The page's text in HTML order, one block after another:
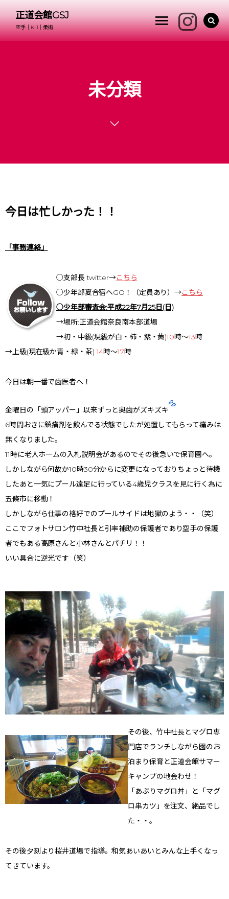
正道会館GSJ
空手｜K-1｜柔術
未分類
今日は忙しかった！！
「事務連絡」
○支部長 twitter→こちら
○少年部夏合宿へGO！（定員あり）→こちら
○少年部審査会:平成22年7月25日(日)
→場所:正道会館奈良南本部道場
→初・中級(現級が白・柿・紫・黄)10時～13時
→上級(現在級か青・緑・茶)14時～17時
今日は朝一番で歯医者へ！
金曜日の「頭アッパー」以来ずっと奥歯がズキズキ
6時間おきに鎮痛剤を飲んでる状態でしたが処置してもらって痛みは
無くなりました。
11時に老人ホームの入札説明会があるのでその後急いで保育園へ。
しかしながら何故か10時30分からに変更になっておりちょっと待機
したあと一気にプール遠足に行っている4歳児クラスを見に行く為に
五條市に移動！
しかしながら仕事の格好でのプールサイドは地獄のよう・・（笑）
ここでフォトサロン竹中社長と引率補助の保護者であり空手の保護
者でもある高原さんと小林さんとパチリ！！
いい具合に逆光です（笑）
その後、竹中社長とマグロ専
門店でランチしながら園のお
泊まり保育と正道会館サマー
キャンプの地会わせ！
「あぶりマグロ丼」と「マグ
ロ串カツ」を注文、絶品でし
た・・。
その後夕刻より桜井道場で指導。和気あいあいとみんな上手くなっ
てきています。